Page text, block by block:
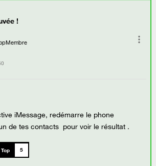
iMessage, redémarre le phone
de tes contacts pour voir le résultat .
5